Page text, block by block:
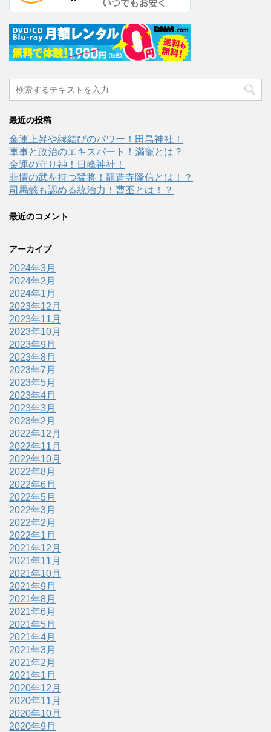
最近の投稿
金運上昇や縁結びのパワー！田島神社！
軍事と政治のエキスパート！満寵とは？
金運の守り神！日峰神社！
非情の武を持つ猛将！龍造寺隆信とは！？
司馬懿も認める統治力！曹丕とは！？
最近のコメント
アーカイブ
2024年3月
2024年2月
2024年1月
2023年12月
2023年11月
2023年10月
2023年9月
2023年8月
2023年7月
2023年5月
2023年4月
2023年3月
2023年2月
2022年12月
2022年11月
2022年10月
2022年8月
2022年6月
2022年5月
2022年3月
2022年2月
2022年1月
2021年12月
2021年11月
2021年10月
2021年9月
2021年8月
2021年6月
2021年5月
2021年4月
2021年3月
2021年2月
2021年1月
2020年12月
2020年11月
2020年10月
2020年9月